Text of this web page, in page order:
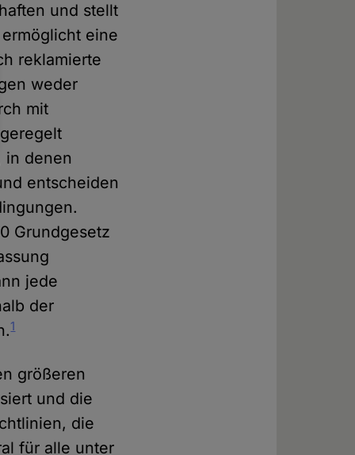
und stellt
eine
reklamierte
weder
mit
in denen
entscheiden
Grundgesetz
jede
der
1
größeren
und die
die
für alle unter